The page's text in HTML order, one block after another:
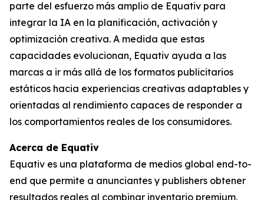
parte del esfuerzo más amplio de Equativ para
integrar la IA en la planificación, activación y
optimización creativa. A medida que estas
capacidades evolucionan, Equativ ayuda a las
marcas a ir más allá de los formatos publicitarios
estáticos hacia experiencias creativas adaptables y
orientadas al rendimiento capaces de responder a
los comportamientos reales de los consumidores.
Acerca de Equativ
Equativ es una plataforma de medios global end-to-
end que permite a anunciantes y publishers obtener
resultados reales al combinar inventario premium,